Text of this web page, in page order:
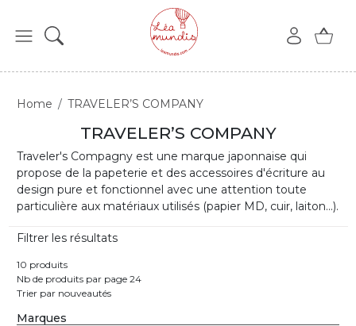
Home TRAVELER’S COMPANY
TRAVELER’S COMPANY
Traveler's Compagny est une marque japonnaise qui
propose de la papeterie et des accessoires d'écriture au
design pure et fonctionnel avec une attention toute
particulière aux matériaux utilisés (papier MD, cuir, laiton...).
Filtrer les résultats
10 produits
Nb de produits par page 24
Trier par nouveautés
Marques